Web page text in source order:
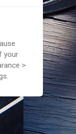
your
>